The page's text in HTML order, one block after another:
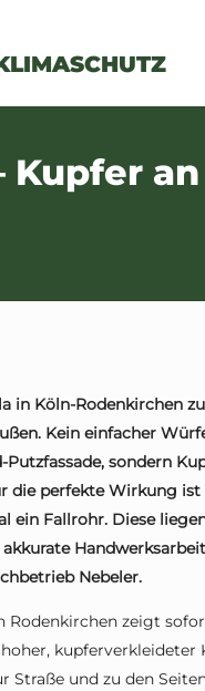
in Köln-Rodenkirchen
Kein einfacher
sondern
die perfekte Wirkung
ein Fallrohr. Diese
Nebeler.
Rodenkirchen zeigt
kupferverkleideter
und zu den